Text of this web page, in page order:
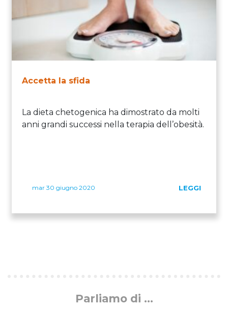
Accetta la sfida
La dieta chetogenica ha dimostrato da molti
anni grandi successi nella terapia dell’obesità.
mar 30 giugno 2020 LEGGI
Parliamo di ...